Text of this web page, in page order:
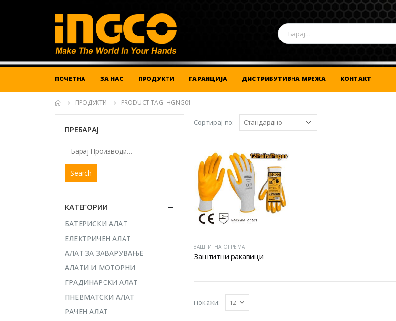
ПОЧЕТНА ЗА НАС ПРОДУКТИ ГАРАНЦИЈА ДИСТРИБУТИВНА МРЕЖА КОНТАКТ
ПРОДУКТИ PRODUCT TAG -HGNG01
Сортирај по:
ЗАШТИТНА ОПРЕМА
Заштитни ракавици
Покажи:
ПРЕБАРАЈ
Search
КАТЕГОРИИ
БАТЕРИСКИ АЛАТ
ЕЛЕКТРИЧЕН АЛАТ
АЛАТ ЗА ЗАВАРУВАЊЕ
АЛАТИ И МОТОРНИ
ГРАДИНАРСКИ АЛАТ
ПНЕВМАТСКИ АЛАТ
РАЧЕН АЛАТ